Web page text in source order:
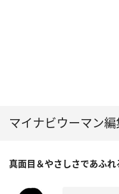
マイナビウーマン
真面目＆やさしさであふれ